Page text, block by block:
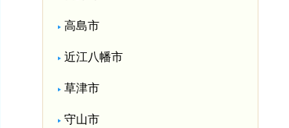
高島市
近江八幡市
草津市
守山市